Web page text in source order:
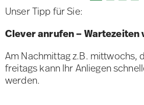
Unser Tipp für Sie:
Clever anrufen – Wartezeiten
Am Nachmittag z.B. mittwochs,
freitags kann Ihr Anliegen
werden.